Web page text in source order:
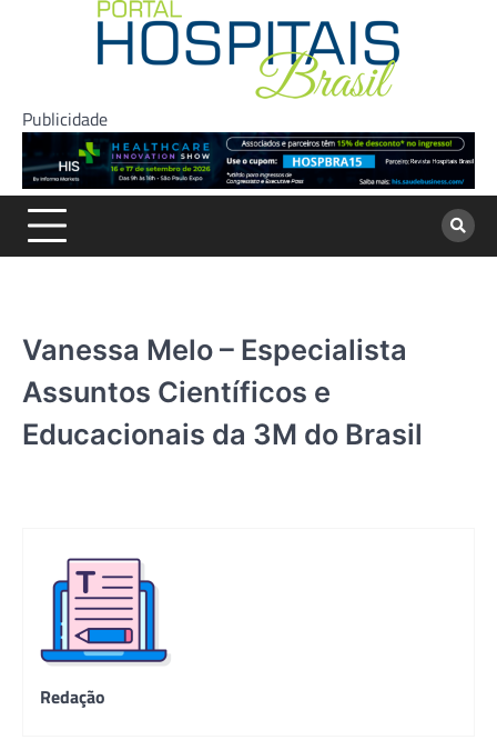
Publicidade
Vanessa Melo – Especialista
Assuntos Científicos e
Educacionais da 3M do Brasil
Redação